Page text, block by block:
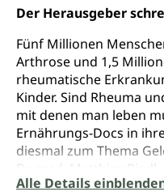
Der Herausgeber
Fünf Millionen
Arthrose und 1,5
rheumatische
Kinder. Sind Rheuma
mit denen man leben
Ernährungs-Docs in
diesmal zum Thema
Dr. med. Matthias
med. Jörn Klasen
Alle Details